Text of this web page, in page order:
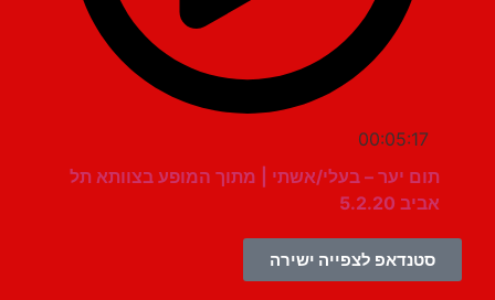
00:05:17
תום יער – בעלי/אשתי | מתוך המופע בצוותא תל
סטנדאפ לצפייה ישירה